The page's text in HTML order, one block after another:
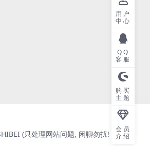
(只处理网站问题, 闲聊勿扰! )
用户
中心
QQ
客服
购买
主题
会员
介绍